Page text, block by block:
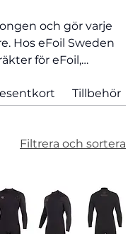
och gör varje
Hos eFoil Sweden
för eFoil,
hjälper dig att
höst eller vinter och
Tillbehör
Filtrera och sortera